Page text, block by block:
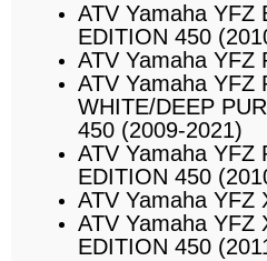
ATV Yamaha YFZ
EDITION 450
ATV Yamaha YFZ
ATV Yamaha YFZ
WHITE/DEEP
450 (2009-2021)
ATV Yamaha YFZ
EDITION 450
ATV Yamaha YFZ
ATV Yamaha YFZ
EDITION 450